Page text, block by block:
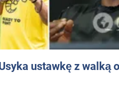
ustawkę z walką